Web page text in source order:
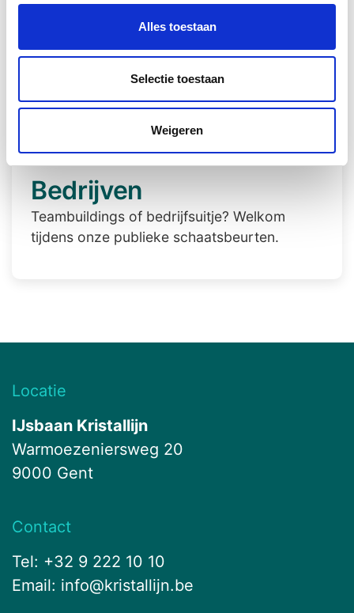
Alles toestaan
Selectie toestaan
Weigeren
Bedrijven
Teambuildings of bedrijfsuitje? Welkom
tijdens onze publieke schaatsbeurten.
Locatie
IJsbaan Kristallijn
Warmoezeniersweg 20
9000 Gent
Contact
Tel: +32 9 222 10 10
Email: info@kristallijn.be